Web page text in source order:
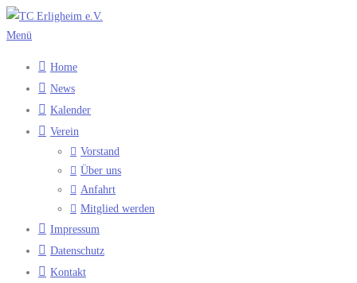
Zum
Inhalt
Menü
Home
News
Kalender
Verein
Vorstand
Über uns
Anfahrt
Mitglied werden
Impressum
Datenschutz
Kontakt